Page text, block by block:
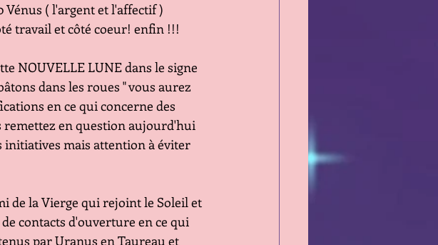
L e 10 Vénus ( l'argent et l'affectif )
mieux côté travail et côté coeur! enfin !!!
NOUVELLE LUNE dans le signe
mettre des "bâtons dans les roues " vous aurez
des modifications en ce qui concerne des
que vous remettez en question aujourd'hui
vos initiatives mais attention à éviter
la Vierge qui rejoint le Soleil et
!!!! riche de contacts d'ouverture en ce qui
objectifs soutenus par Uranus en Taureau et